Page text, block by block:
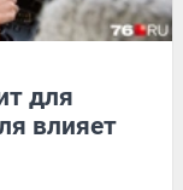
для
влияет